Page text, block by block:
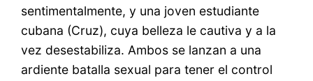
sentimentalmente, y una joven estudiante
cubana (Cruz), cuya belleza le cautiva y a la
vez desestabiliza. Ambos se lanzan a una
ardiente batalla sexual para tener el control